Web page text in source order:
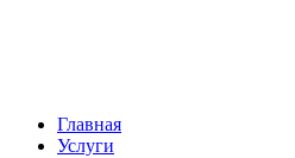
Главная
Услуги